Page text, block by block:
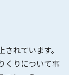
れています。
くりについて事